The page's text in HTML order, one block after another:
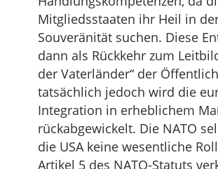
Mitgliedsstaaten ihr Heil in
Souveränität suchen. Diese
dann als Rückkehr zum
der Vaterländer“ der
tatsächlich jedoch wird die
Integration in erheblichem
rückabgewickelt. Die NATO
die USA keine wesentliche
Artikel 5 des NATO-Statuts